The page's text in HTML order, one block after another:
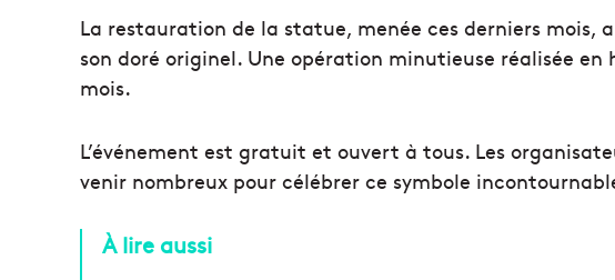
La restauration de la statue, menée ces derniers mois,
son doré originel. Une opération minutieuse réalisée en
mois.
L’événement est gratuit et ouvert à tous. Les
venir nombreux pour célébrer ce symbole
À lire aussi